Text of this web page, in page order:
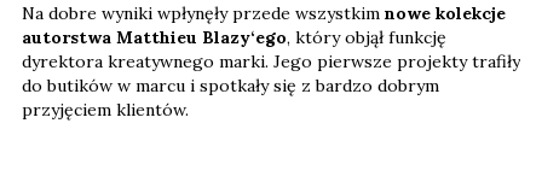
Na dobre wyniki wpłynęły przede wszystkim nowe kolekcje
autorstwa Matthieu Blazy‘ego, który objął funkcję
dyrektora kreatywnego marki. Jego pierwsze projekty trafiły
do butików w marcu i spotkały się z bardzo dobrym
przyjęciem klientów.